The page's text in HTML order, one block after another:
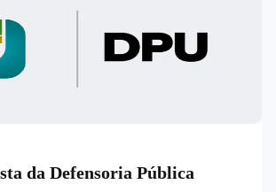
da Defensoria Pública